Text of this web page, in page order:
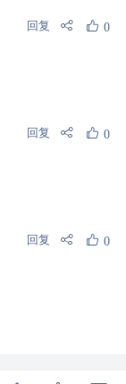
回复 0
回复 0
回复 0